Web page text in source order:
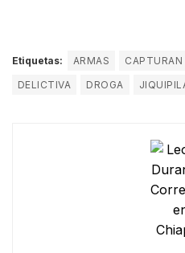
Etiquetas: ARMAS CAPTURAN
DELICTIVA
DROGA